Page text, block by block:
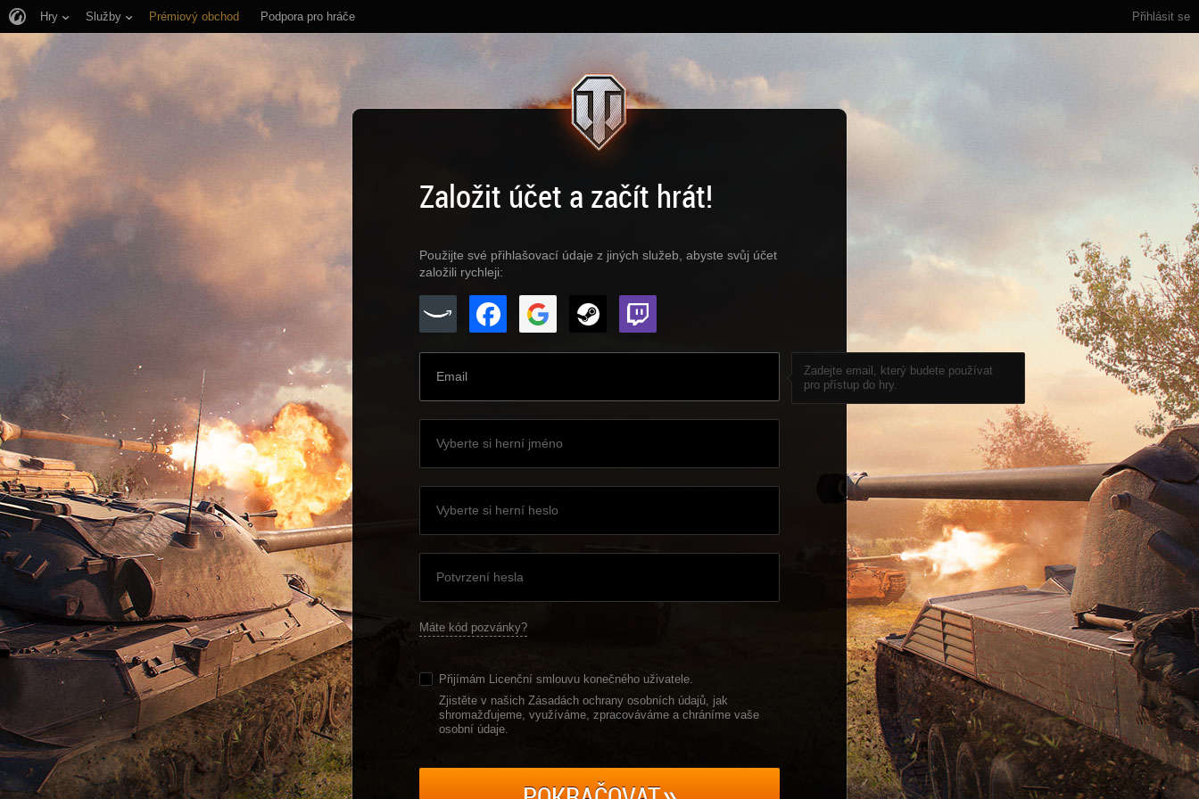
Přihlásit se
Hry Služby Prémiový obchod Podpora pro hráče
Založit účet a začít hrát!
Použijte své přihlašovací údaje z jiných služeb, abyste svůj účet
založili rychleji:
Zadejte email, který budete používat
pro přístup do hry.
Máte kód pozvánky?
Přijímám Licenční smlouvu konečného uživatele.
Zjistěte v našich Zásadách ochrany osobních údajů, jak
shromažďujeme, využíváme, zpracováváme a chráníme vaše
osobní údaje.